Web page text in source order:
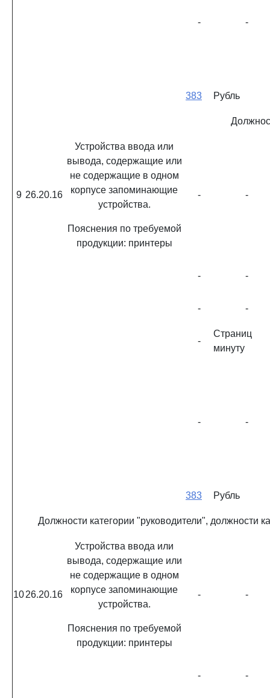
- -
383 Рубль
9 26.20.16
Устройства ввода или
вывода, содержащие или
не содержащие в одном
корпусе запоминающие
устройства.
Пояснения по требуемой
продукции: принтеры
- -
- -
- -
-
Страниц
минуту
- -
383 Рубль
Должности категории "руководители", должности
1026.20.16
Устройства ввода или
вывода, содержащие или
не содержащие в одном
корпусе запоминающие
устройства.
Пояснения по требуемой
продукции: принтеры
- -
- -